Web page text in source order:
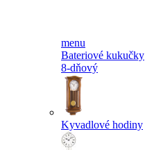
menu
Bateriové kukučky
8-dňový
Kyvadlové hodiny